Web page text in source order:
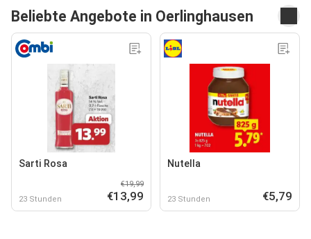
Beliebte Angebote in Oerlinghausen
Sarti Rosa
23 Stunden
€19,99
€13,99
Nutella
23 Stunden €5,79